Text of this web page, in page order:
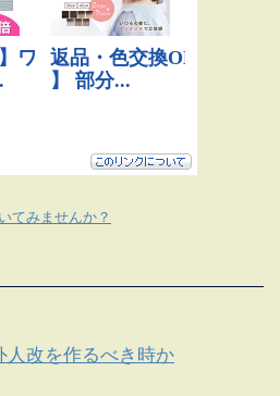
てみませんか？
人改を作るべき時か